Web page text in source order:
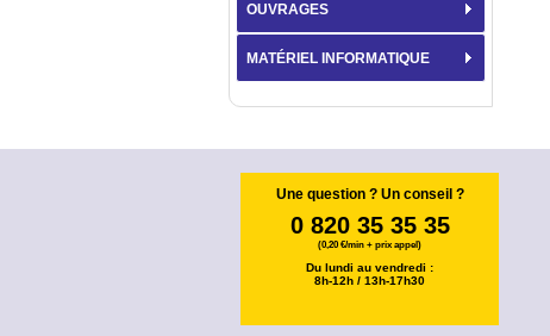
OUVRAGES
MATÉRIEL INFORMATIQUE
Une question ? Un conseil ?
0 820 35 35 35
(0,20 €/min + prix appel)
Du lundi au vendredi :
8h-12h / 13h-17h30